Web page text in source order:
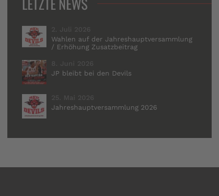
2. Juli 2026
Wahlen auf der Jahreshauptversammlung
/ Erhöhung Zusatzbeitrag
8. Juni 2026
JP bleibt bei den Devils
25. Mai 2026
Jahreshauptversammlung 2026